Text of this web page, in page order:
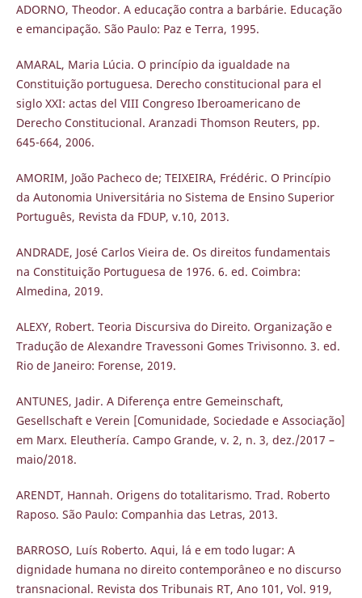
ADORNO, Theodor. A educação contra a barbárie. Educação
e emancipação. São Paulo: Paz e Terra, 1995.
AMARAL, Maria Lúcia. O princípio da igualdade na
Constituição portuguesa. Derecho constitucional para el
siglo XXI: actas del VIII Congreso Iberoamericano de
Derecho Constitucional. Aranzadi Thomson Reuters, pp.
645-664, 2006.
AMORIM, João Pacheco de; TEIXEIRA, Frédéric. O Princípio
da Autonomia Universitária no Sistema de Ensino Superior
Português, Revista da FDUP, v.10, 2013.
ANDRADE, José Carlos Vieira de. Os direitos fundamentais
na Constituição Portuguesa de 1976. 6. ed. Coimbra:
Almedina, 2019.
ALEXY, Robert. Teoria Discursiva do Direito. Organização e
Tradução de Alexandre Travessoni Gomes Trivisonno. 3. ed.
Rio de Janeiro: Forense, 2019.
ANTUNES, Jadir. A Diferença entre Gemeinschaft,
Gesellschaft e Verein [Comunidade, Sociedade e Associação]
em Marx. Eleuthería. Campo Grande, v. 2, n. 3, dez./2017 –
maio/2018.
ARENDT, Hannah. Origens do totalitarismo. Trad. Roberto
Raposo. São Paulo: Companhia das Letras, 2013.
BARROSO, Luís Roberto. Aqui, lá e em todo lugar: A
dignidade humana no direito contemporâneo e no discurso
transnacional. Revista dos Tribunais RT, Ano 101, Vol. 919,